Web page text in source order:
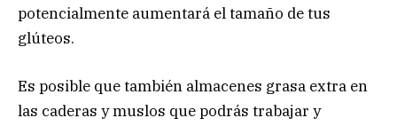
potencialmente aumentará el tamaño de tus
glúteos.
Es posible que también almacenes grasa extra en
las caderas y muslos que podrás trabajar y